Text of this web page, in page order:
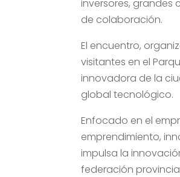
inversores, grandes
de colaboración.
El encuentro,
visitantes en el
innovadora de la
global tecnológico.
Enfocado en el
emprendimiento,
impulsa la
federación